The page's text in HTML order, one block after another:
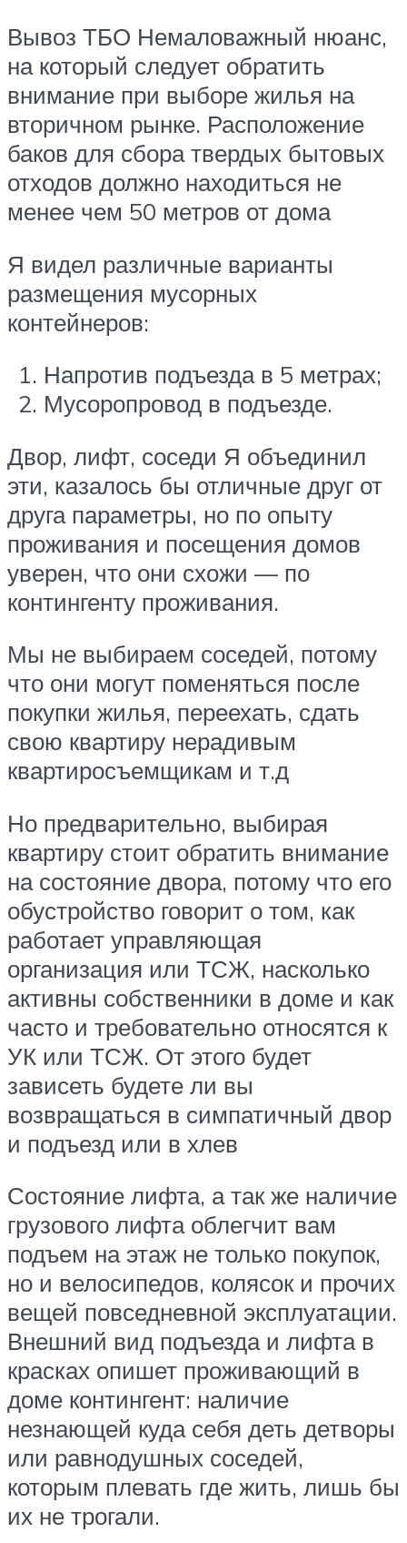
Вывоз ТБО Немаловажный нюанс,
на который следует обратить
внимание при выборе жилья на
вторичном рынке. Расположение
баков для сбора твердых бытовых
отходов должно находиться не
менее чем 50 метров от дома
Я видел различные варианты
размещения мусорных
контейнеров:
Напротив подъезда в 5 метрах;
Мусоропровод в подъезде.
Двор, лифт, соседи Я объединил
эти, казалось бы отличные друг от
друга параметры, но по опыту
проживания и посещения домов
уверен, что они схожи — по
контингенту проживания.
Мы не выбираем соседей, потому
что они могут поменяться после
покупки жилья, переехать, сдать
свою квартиру нерадивым
квартиросъемщикам и т.д
Но предварительно, выбирая
квартиру стоит обратить внимание
на состояние двора, потому что его
обустройство говорит о том, как
работает управляющая
организация или ТСЖ, насколько
активны собственники в доме и как
часто и требовательно относятся к
УК или ТСЖ. От этого будет
зависеть будете ли вы
возвращаться в симпатичный двор
и подъезд или в хлев
Состояние лифта, а так же наличие
грузового лифта облегчит вам
подъем на этаж не только покупок,
но и велосипедов, колясок и прочих
вещей повседневной эксплуатации.
Внешний вид подъезда и лифта в
красках опишет проживающий в
доме контингент: наличие
незнающей куда себя деть детворы
или равнодушных соседей,
которым плевать где жить, лишь бы
их не трогали.